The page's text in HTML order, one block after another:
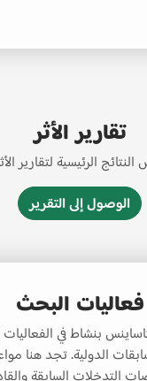
تقارير الأثر
الرئيسية لتقارير
الوصول إلى التقرير
فعاليات البحث
بنشاط في الفعاليات
الدولية. تجد هنا
التدخلات السابقة